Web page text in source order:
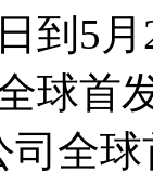
到5
球首
全